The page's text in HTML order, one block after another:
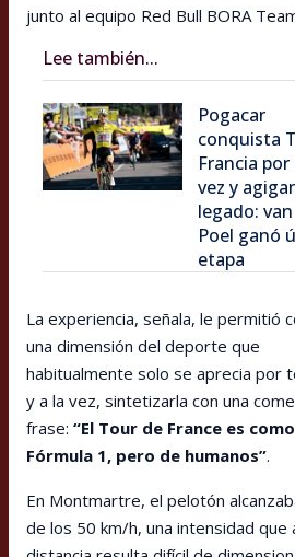
junto al equipo Red Bull BORA
Lee también...
Pogacar
conquista
Francia
vez y
legado:
Poel ganó
etapa
La experiencia, señala, le permitió
una dimensión del deporte que
habitualmente solo se aprecia por
y a la vez, sintetizarla con una
frase: “El Tour de France es
Fórmula 1, pero de humanos”.
En Montmartre, el pelotón
de los 50 km/h, una intensidad que